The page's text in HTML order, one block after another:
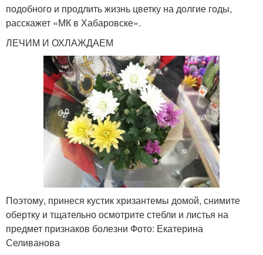
подобного и продлить жизнь цветку на долгие годы,
расскажет «МК в Хабаровске».
ЛЕЧИМ И ОХЛАЖДАЕМ
Поэтому, принеся кустик хризантемы домой, снимите
обертку и тщательно осмотрите стебли и листья на
предмет признаков болезни Фото: Екатерина
Селиванова